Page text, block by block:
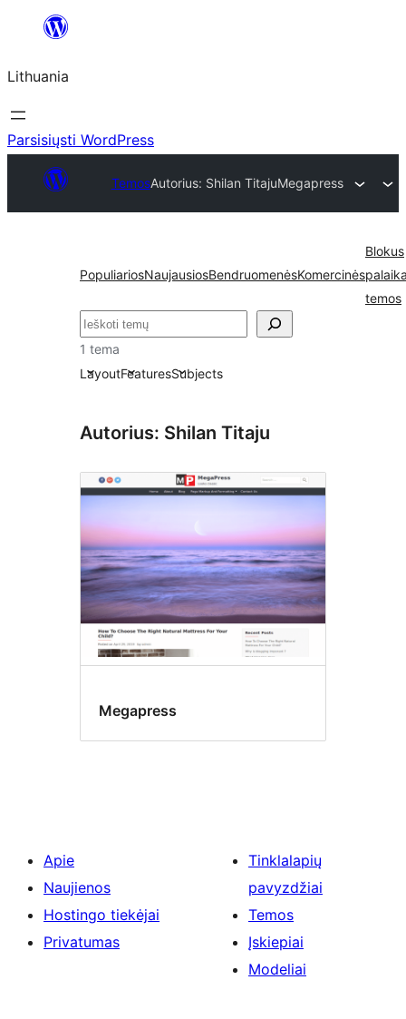
turinio
Lithuania
Parsisiųsti WordPress
TemosAutorius: Shilan TitajuMegapress
PopuliariosNaujausiosBendruomenėsKomercinės
Blokus
temos
Paieška
1 tema
LayoutFeaturesSubjects
Autorius: Shilan Titaju
Megapress
Apie
Naujienos
Hostingo tiekėjai
Privatumas
Tinklalapių
pavyzdžiai
Temos
Įskiepiai
Modeliai